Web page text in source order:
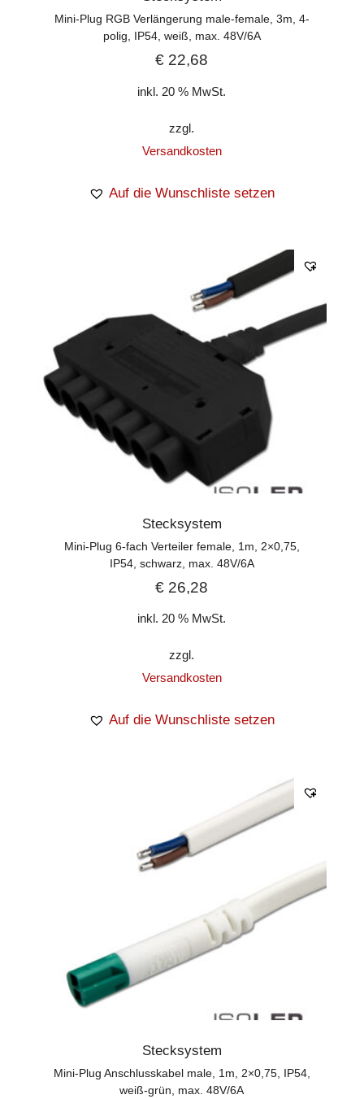
Mini-Plug RGB Verlängerung male-female, 3m, 4-
polig, IP54, weiß, max. 48V/6A
€ 22,68
inkl. 20 % MwSt.
zzgl.
Versandkosten
Auf die Wunschliste setzen
Stecksystem
Mini-Plug 6-fach Verteiler female, 1m, 2×0,75,
IP54, schwarz, max. 48V/6A
€ 26,28
inkl. 20 % MwSt.
zzgl.
Versandkosten
Auf die Wunschliste setzen
Stecksystem
Mini-Plug Anschlusskabel male, 1m, 2×0,75, IP54,
weiß-grün, max. 48V/6A